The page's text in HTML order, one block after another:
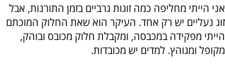
אני הייתי מחליפה כמה זוגות גרביים בזמן התורנות, אבל
זוג נעליים יש רק אחד. העיקר הוא שאת החלוק המוכתם
הייתי מפקידה במכבסה, ומקבלת חלוק מכובס ובוהק,
מקופל ומגוהץ. למדים יש מכובדות.